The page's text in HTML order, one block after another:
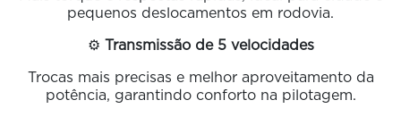
pequenos deslocamentos em rodovia.
⚙️ Transmissão de 5 velocidades
Trocas mais precisas e melhor aproveitamento da
potência, garantindo conforto na pilotagem.